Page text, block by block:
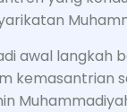
awal langkah
kemasantrian